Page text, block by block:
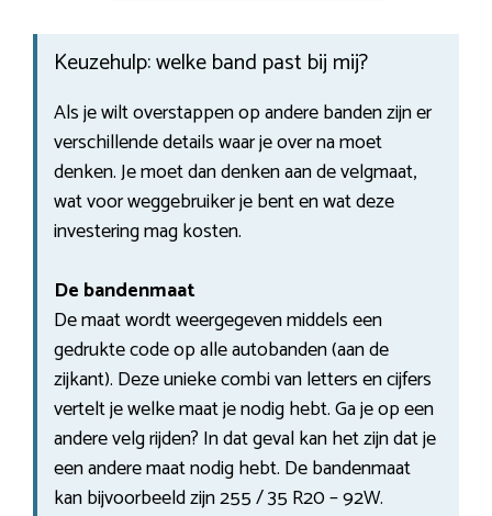
Keuzehulp: welke band past bij mij?
Als je wilt overstappen op andere banden zijn er
verschillende details waar je over na moet
denken. Je moet dan denken aan de velgmaat,
wat voor weggebruiker je bent en wat deze
investering mag kosten.
De bandenmaat
De maat wordt weergegeven middels een
gedrukte code op alle autobanden (aan de
zijkant). Deze unieke combi van letters en cijfers
vertelt je welke maat je nodig hebt. Ga je op een
andere velg rijden? In dat geval kan het zijn dat je
een andere maat nodig hebt. De bandenmaat
kan bijvoorbeeld zijn 255 / 35 R20 – 92W.